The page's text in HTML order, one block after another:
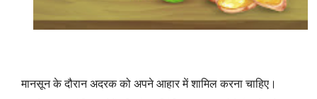
मानसून के दौरान अदरक को अपने आहार में शामिल करना चाहिए ।